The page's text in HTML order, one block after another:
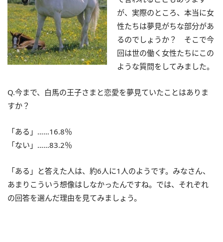
が、実際のところ、本当に女
性たちは夢見がちな部分があ
るのでしょうか？ そこで今
回は世の働く女性たちにこの
ような質問をしてみました。
Q.今まで、白馬の王子さまと恋愛を夢見ていたことはありま
すか？
「ある」……16.8％
「ない」……83.2％
「ある」と答えた人は、約6人に1人のようです。みなさん、
あまりこういう想像はしなかったんですね。では、それぞれ
の回答を選んだ理由を見てみましょう。